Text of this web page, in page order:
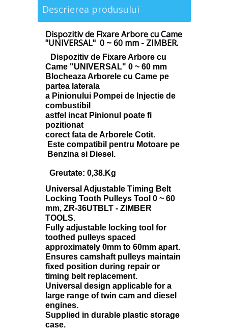
Descrierea produsului
Dispozitiv de Fixare Arbore cu Came
"UNIVERSAL" 0 ~ 60 mm- ZIMBER.
Dispozitiv de Fixare Arbore cu
Came "UNIVERSAL" 0 ~ 60 mm
Blocheaza Arborele cu Came pe
partea laterala
a Pinionului Pompei de Injectie de
combustibil
astfel incat Pinionul poate fi
pozitionat
corect fata de Arborele Cotit.
Este compatibil pentru Motoare pe
Benzina si Diesel.
Greutate: 0,38.Kg
Universal Adjustable Timing Belt
Locking Tooth Pulleys Tool 0 ~ 60
mm, ZR-36UTBLT - ZIMBER
TOOLS.
Fully adjustable locking tool for
toothed pulleys spaced
approximately 0mm to 60mm apart.
Ensures camshaft pulleys maintain
fixed position during repair or
timing belt replacement.
Universal design applicable for a
large range of twin cam and diesel
engines.
Supplied in durable plastic storage
case.